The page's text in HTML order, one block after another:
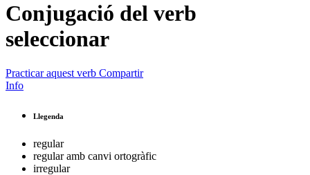
Conjugació del verb
seleccionar
Practicar aquest verb Compartir
Info
Llegenda
regular
regular amb canvi ortogràfic
irregular